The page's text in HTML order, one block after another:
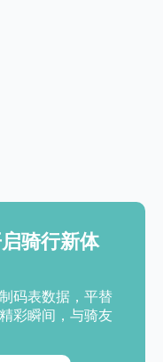
骑行新体
码表数据，平替
彩瞬间，与骑友